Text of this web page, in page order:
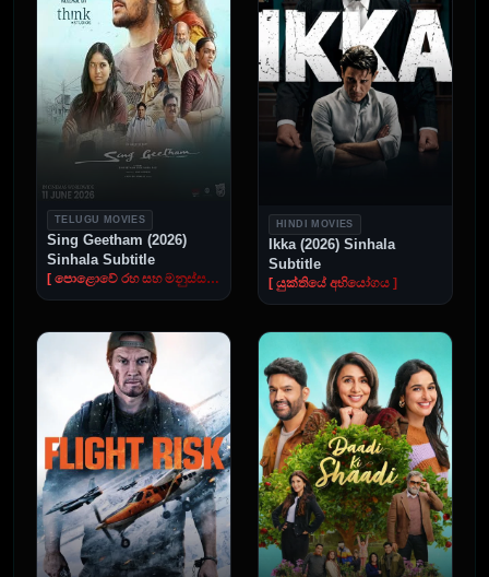
TELUGU MOVIES
Sing Geetham (2026)
Sinhala Subtitle
[ පොළොවේ රහ සහ මනුස්සකම ]
HINDI MOVIES
Ikka (2026) Sinhala
Subtitle
[ යුක්තියේ අභියෝගය ]